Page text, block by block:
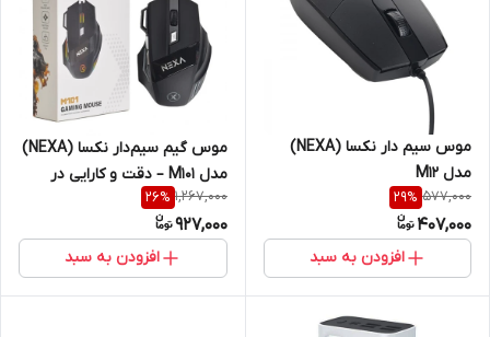
موس سیم دار نکسا (NEXA)
مدل M12
577,000
29%
407,000
افزودن به سبد
موس گیم سیم‌دار نکسا (NEXA)
مدل M101 – دقت و کارایی در
دنیای بازی
1,267,000
26%
927,000
افزودن به سبد